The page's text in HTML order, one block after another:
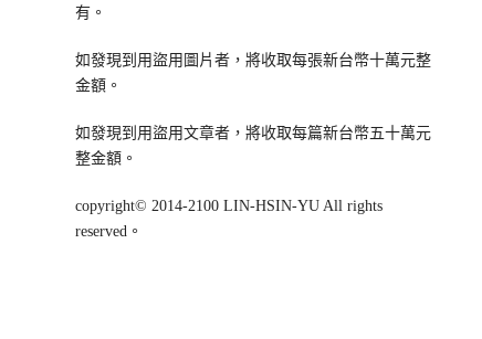
有。
如發現到用盜用圖片者，將收取每張新台幣十萬元整
金額。
如發現到用盜用文章者，將收取每篇新台幣五十萬元
整金額。
copyright© 2014-2100 LIN-HSIN-YU All rights
reserved。